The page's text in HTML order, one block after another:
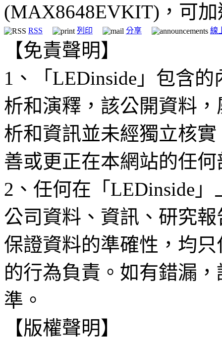
(MAX8648EVKIT)，可
RSS 列印 分享 線
【免責聲明】
1、「LEDinside」包含
析和演釋，該公開資料
析和資訊並未經獨立核
善或更正在本網站的任
2、任何在「LEDinside
公司資料、資訊、研究
保證資料的準確性，均
的行為負責。如有錯漏
準。
【版權聲明】